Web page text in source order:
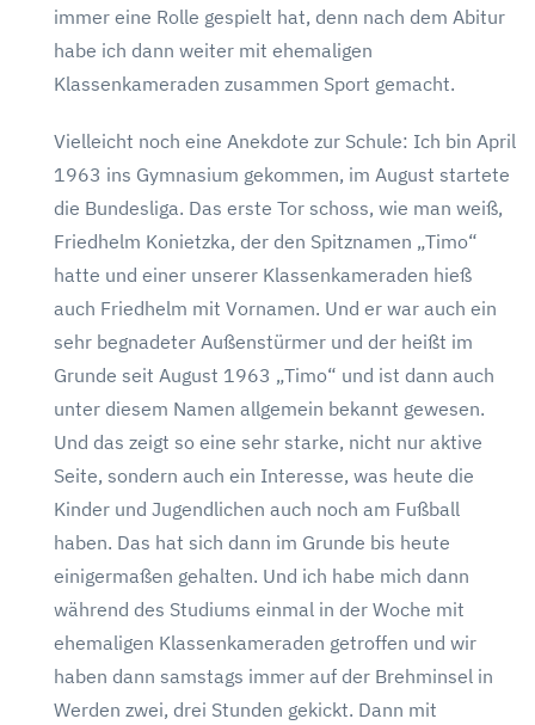
immer eine Rolle gespielt hat, denn nach dem Abitur
habe ich dann weiter mit ehemaligen
Klassenkameraden zusammen Sport gemacht.
Vielleicht noch eine Anekdote zur Schule: Ich bin April
1963 ins Gymnasium gekommen, im August startete
die Bundesliga. Das erste Tor schoss, wie man weiß,
Friedhelm Konietzka, der den Spitznamen „Timo“
hatte und einer unserer Klassenkameraden hieß
auch Friedhelm mit Vornamen. Und er war auch ein
sehr begnadeter Außenstürmer und der heißt im
Grunde seit August 1963 „Timo“ und ist dann auch
unter diesem Namen allgemein bekannt gewesen.
Und das zeigt so eine sehr starke, nicht nur aktive
Seite, sondern auch ein Interesse, was heute die
Kinder und Jugendlichen auch noch am Fußball
haben. Das hat sich dann im Grunde bis heute
einigermaßen gehalten. Und ich habe mich dann
während des Studiums einmal in der Woche mit
ehemaligen Klassenkameraden getroffen und wir
haben dann samstags immer auf der Brehminsel in
Werden zwei, drei Stunden gekickt. Dann mit